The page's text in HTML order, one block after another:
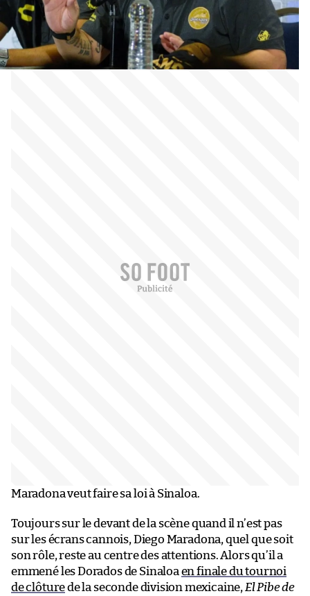
Maradona veut faire sa loi à Sinaloa.
Toujours sur le devant de la scène quand il n’est pas
sur les écrans cannois, Diego Maradona, quel que soit
son rôle, reste au centre des attentions. Alors qu’il a
emmené les Dorados de Sinaloa en finale du tournoi
de clôturede la seconde division mexicaine, El Pibe de